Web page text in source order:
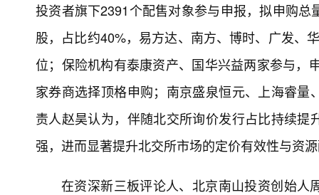
投资者旗下2391个配售对象参与申报，拟申购
股，占比约40%，易方达、南方、博时、广发、
位；保险机构有泰康资产、国华兴益两家参与，
家券商选择顶格申购；南京盛泉恒元、上海睿
责人赵昊认为，伴随北交所询价发行占比持续
强，进而显著提升北交所市场的定价有效性与资
在资深新三板评论人、北京南山投资创始